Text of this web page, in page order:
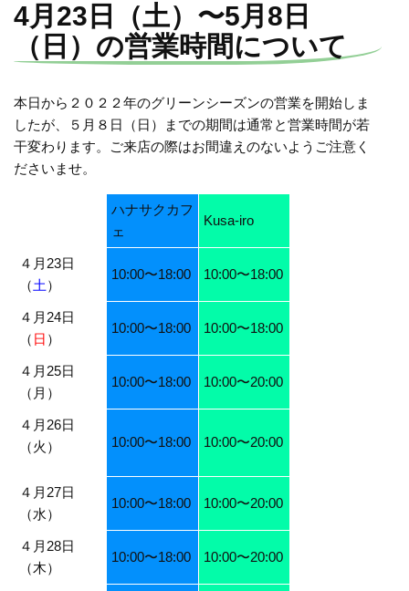
4月23日（土）〜5月8日
（日）の営業時間について
本日から２０２２年のグリーンシーズンの営業を開始しま
したが、５月８日（日）までの期間は通常と営業時間が若
干変わります。ご来店の際はお間違えのないようご注意く
ださいませ。
ハナサクカフ
ェ
Kusa-iro
４月23日
（土 ）
10:00〜18:00 10:00〜18:00
４月24日
（ 日 ）
10:00〜18:00 10:00〜18:00
４月25日
（月）
10:00〜18:00 10:00〜20:00
４月26日
（火）
10:00〜18:00 10:00〜20:00
４月27日
（水）
10:00〜18:00 10:00〜20:00
４月28日
（木）
10:00〜18:00 10:00〜20:00